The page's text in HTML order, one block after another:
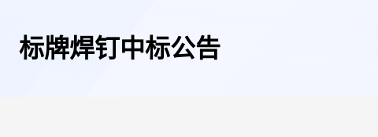
标牌焊钉中标公告